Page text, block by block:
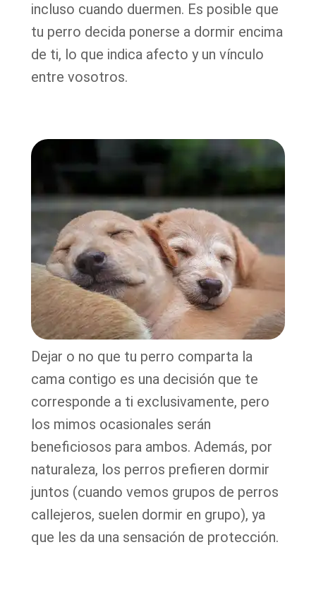
incluso cuando duermen. Es posible que
tu perro decida ponerse a dormir encima
de ti, lo que indica afecto y un vínculo
entre vosotros.
Dejar o no que tu perro comparta la
cama contigo es una decisión que te
corresponde a ti exclusivamente, pero
los mimos ocasionales serán
beneficiosos para ambos. Además, por
naturaleza, los perros prefieren dormir
juntos (cuando vemos grupos de perros
callejeros, suelen dormir en grupo), ya
que les da una sensación de protección.